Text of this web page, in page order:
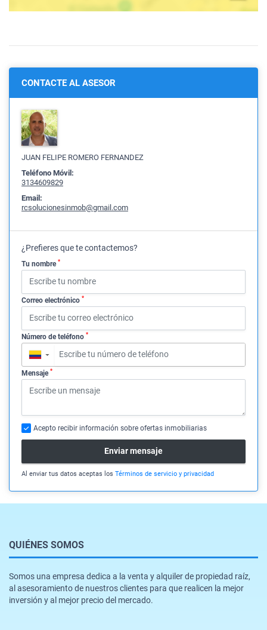
CONTACTE AL ASESOR
JUAN FELIPE ROMERO FERNANDEZ
Teléfono Móvil:
3134609829
Email:
rcsolucionesinmob@gmail.com
¿Prefieres que te contactemos?
Tu nombre *
Correo electrónico *
Número de teléfono *
▼
Mensaje *
Acepto recibir información sobre ofertas inmobiliarias
Enviar mensaje
Al enviar tus datos aceptas los Términos de servicio y privacidad
QUIÉNES SOMOS
Somos una empresa dedica a la venta y alquiler de propiedad raíz,
al asesoramiento de nuestros clientes para que realicen la mejor
inversión y al mejor precio del mercado.